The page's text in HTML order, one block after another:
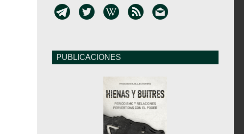
PUBLICACIONES